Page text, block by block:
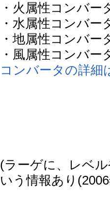
・火属性コンバ
・水属性コンバ
・地属性コンバ
・風属性コンバ
コンバータの詳細
(ラーゲに、レベ
いう情報あり